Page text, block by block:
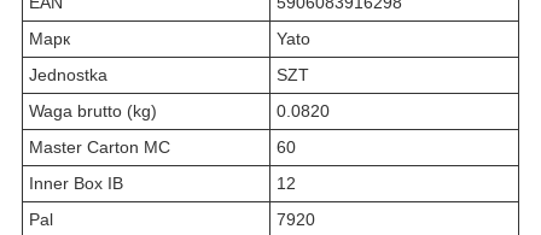
Марк
Yato
Jednostka
SZT
Waga brutto (kg)
0.0820
Master Carton MC
60
Inner Box IB
12
Pal
7920